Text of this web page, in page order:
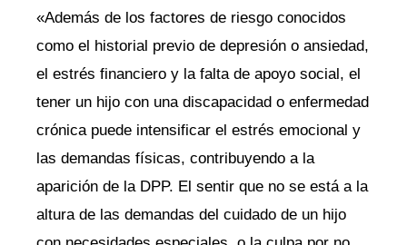
«Además de los factores de riesgo conocidos
como el historial previo de depresión o ansiedad,
el estrés financiero y la falta de apoyo social, el
tener un hijo con una discapacidad o enfermedad
crónica puede intensificar el estrés emocional y
las demandas físicas, contribuyendo a la
aparición de la DPP. El sentir que no se está a la
altura de las demandas del cuidado de un hijo